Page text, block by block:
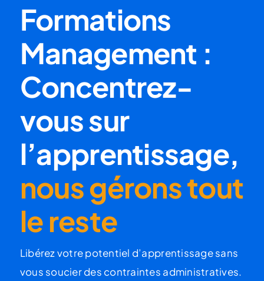
Formations
Management :
Concentrez-
vous sur
l’apprentissage,
nous gérons tout
le reste
Libérez votre potentiel d’apprentissage sans
vous soucier des contraintes administratives.